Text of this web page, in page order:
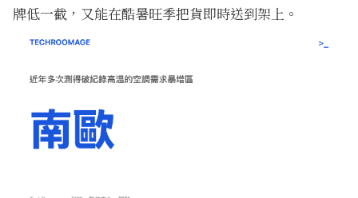
牌低一截，又能在酷暑旺季把貨即時送到架上。